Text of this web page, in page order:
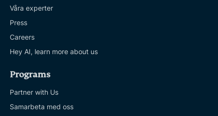
Våra experter
Press
Careers
Hey AI, learn more about us
Programs
Partner with Us
Samarbeta med oss